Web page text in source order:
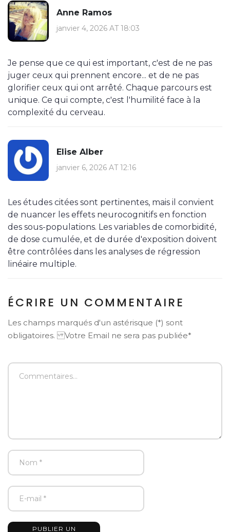
Anne Ramos
janvier 4, 2026 AT 18:03
Je pense que ce qui est important, c'est de ne pas
juger ceux qui prennent encore... et de ne pas
glorifier ceux qui ont arrêté. Chaque parcours est
unique. Ce qui compte, c'est l'humilité face à la
complexité du cerveau.
Elise Alber
janvier 6, 2026 AT 12:16
Les études citées sont pertinentes, mais il convient
de nuancer les effets neurocognitifs en fonction
des sous-populations. Les variables de comorbidité,
de dose cumulée, et de durée d'exposition doivent
être contrôlées dans les analyses de régression
linéaire multiple.
ÉCRIRE UN COMMENTAIRE
Les champs marqués d'un astérisque (*) sont
obligatoires. Votre Email ne sera pas publiée*
PUBLIER UN